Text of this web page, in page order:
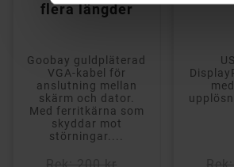
USB-C till
DisplayPort-adapter
med stöd för
upplösningar upp till
4K.